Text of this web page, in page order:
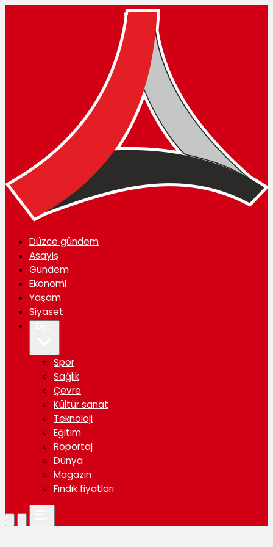
Düzce gündem
Asayiş
Gündem
Ekonomi
Yaşam
Siyaset
Spor
Sağlık
Çevre
Kültür sanat
Teknoloji
Eğitim
Röportaj
Dünya
Magazin
Fındık fiyatları